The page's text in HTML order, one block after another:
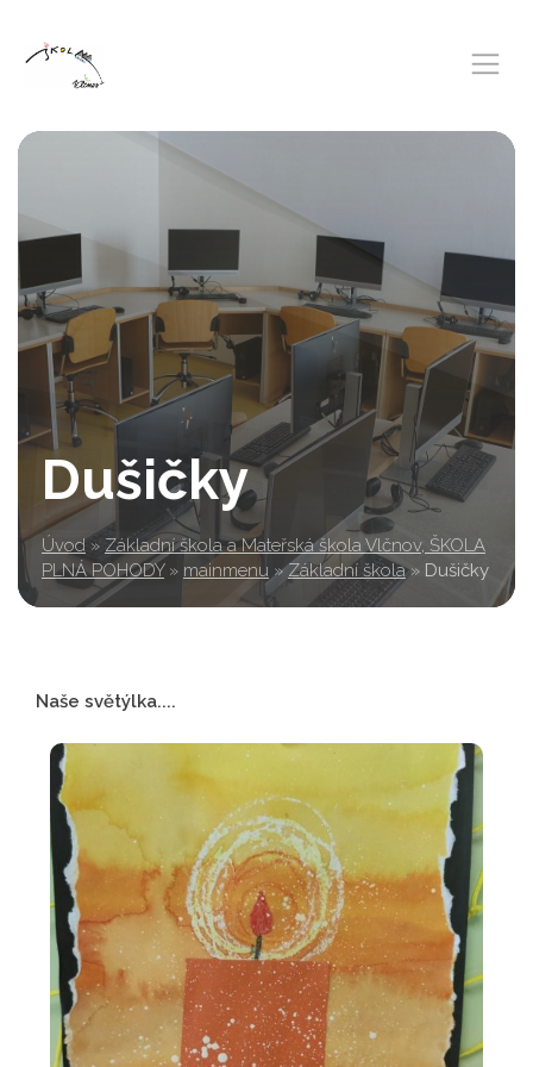
Dušičky
Úvod » Základní škola a Mateřská škola Vlčnov, ŠKOLA
PLNÁ POHODY » mainmenu » Základní škola » Dušičky
Naše světýlka....